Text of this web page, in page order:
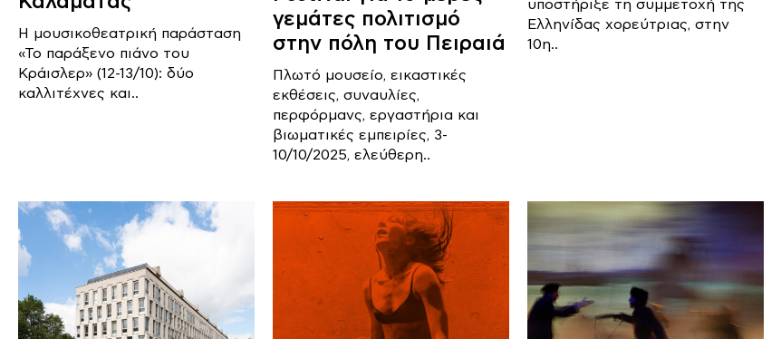
H μουσικοθεατρική παράσταση
«Το παράξενο πιάνο του
Κράισλερ» (12-13/10): δύο
καλλιτέχνες και..
γεμάτες πολιτισμό
στην πόλη του Πειραιά
Πλωτό μουσείο, εικαστικές
εκθέσεις, συναυλίες,
περφόρμανς, εργαστήρια και
βιωματικές εμπειρίες, 3-
10/10/2025, ελεύθερη..
υποστήριξε τη συμμετοχή της
Ελληνίδας χορεύτριας, στην
10η..